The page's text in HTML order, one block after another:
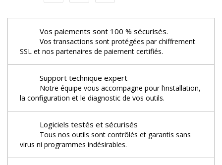
Vos paiements sont 100 % sécurisés.
Vos transactions sont protégées par chiffrement
SSL et nos partenaires de paiement certifiés.
Support technique expert
Notre équipe vous accompagne pour l’installation,
la configuration et le diagnostic de vos outils.
Logiciels testés et sécurisés
Tous nos outils sont contrôlés et garantis sans
virus ni programmes indésirables.